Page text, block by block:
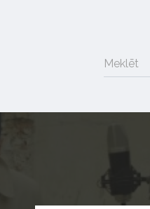
Meklēt